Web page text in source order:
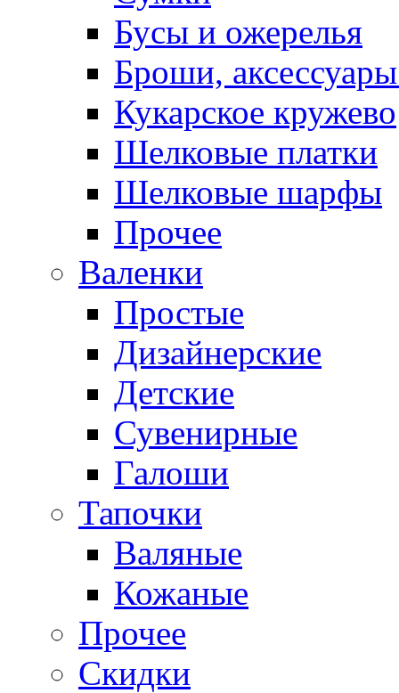
Бусы и ожерелья
Броши,
Кукарское кружево
Шелковые платки
Шелковые шарфы
Прочее
Валенки
Простые
Дизайнерские
Детские
Сувенирные
Галоши
Тапочки
Валяные
Кожаные
Прочее
Скидки